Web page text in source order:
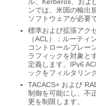
ンでは、米国の輸出
ソフトウェアが必要
標準および拡張アク
（ACL）：ルーティ
コントロールプレー
ラフィックを対象と
定義します。IPv6
ックをフィルタリン
TACACS+ および
制御を可能にし、不
更を制限します。